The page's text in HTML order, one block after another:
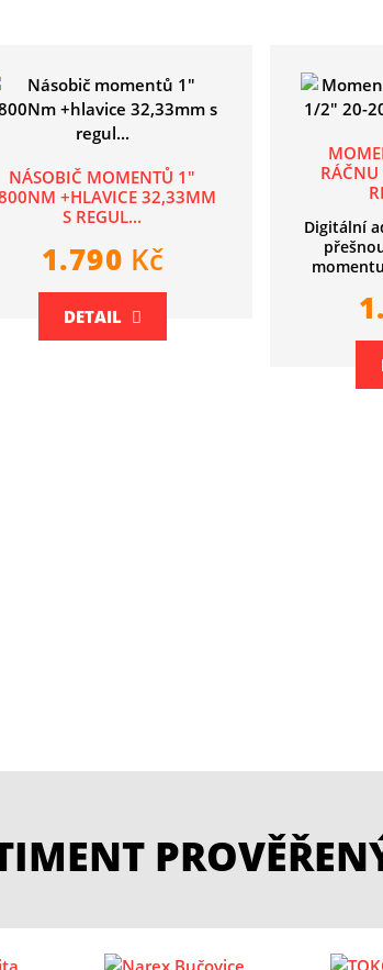
NÁSOBIČ MOMENTŮ 1"
+HLAVICE 32,33MM
S REGUL...
1.790 Kč
DETAIL
Digitální